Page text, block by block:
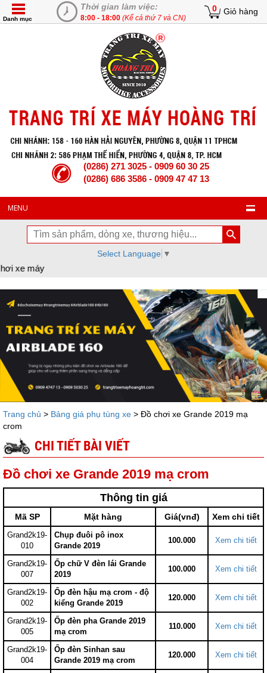
Thời gian làm việc:
8:00 - 18:00 (Kể cả thứ 7 và CN)
0 Giỏ hàng
Danh mục
(0286) 271 3025 - 0909 60 30 25
(0286) 686 3586 - 0909 47 47 13
MENU
Select Language ▼
Trang chủ > Bảng giá phụ tùng xe > Đồ chơi xe Grande 2019 mạ
crom
CHI TIẾT BÀI VIẾT
Đồ chơi xe Grande 2019 mạ crom
Thông tin giá
Mã SP Mặt hàng Giá(vnđ) Xem chi tiết
Grand2k19-
010
Chụp đuôi pô inox
Grande 2019
100.000 Xem chi tiết
Grand2k19-
007
Ốp chữ V đèn lái Grande
2019
100.000 Xem chi tiết
Grand2k19-
002
Ốp đèn hậu mạ crom - độ
kiểng Grande 2019
120.000 Xem chi tiết
Grand2k19-
005
Ốp đèn pha Grande 2019
mạ crom
110.000 Xem chi tiết
Grand2k19-
004
Ốp đèn Sinhan sau
Grande 2019 mạ crom
120.000 Xem chi tiết